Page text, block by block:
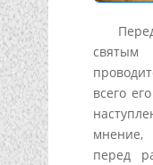
всего
перед